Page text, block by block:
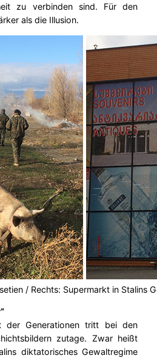
zu verbinden sind. Für den
als die Illusion.
/ Rechts: Supermarkt in Stalins
der Generationen tritt bei den
zutage. Zwar heißt
diktatorisches Gewaltregime